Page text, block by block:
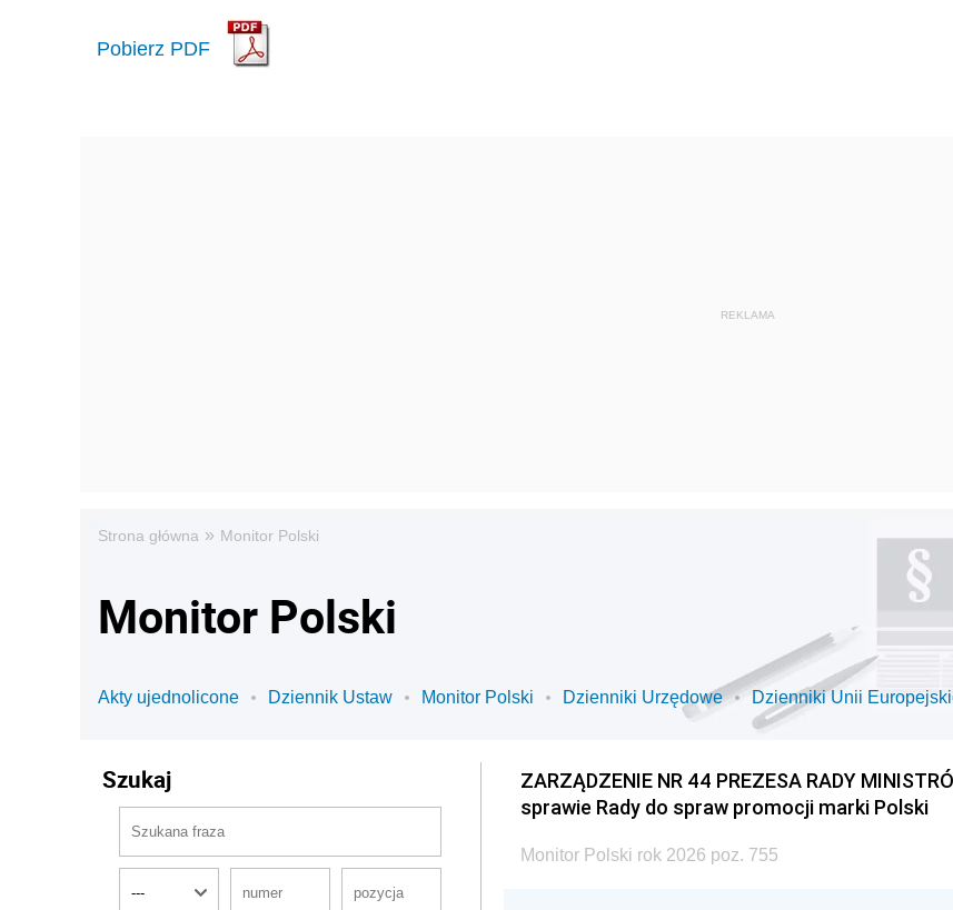
Pobierz PDF
Strona główna » Monitor Polski
Monitor Polski
Akty ujednolicone Dziennik Ustaw Monitor Polski Dzienniki Urzędowe Dzienniki Unii
Szukaj
ZARZĄDZENIE NR 44 PREZESA RADY
sprawie Rady do spraw promocji marki Polski
Monitor Polski rok 2026 poz. 755